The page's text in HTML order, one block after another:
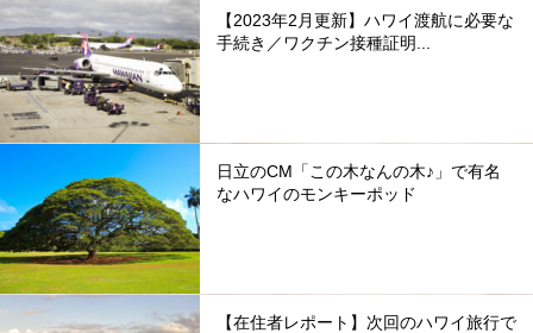
【2023年2月更新】ハワイ渡航に必要な
手続き／ワクチン接種証明...
日立のCM「この木なんの木♪」で有名
なハワイのモンキーポッド
【在住者レポート】次回のハワイ旅行で